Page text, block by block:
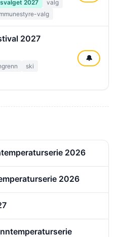
2027
valg
valg
2027
ski
🔔
2026
2026